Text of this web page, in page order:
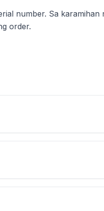
number. Sa karamihan
order.